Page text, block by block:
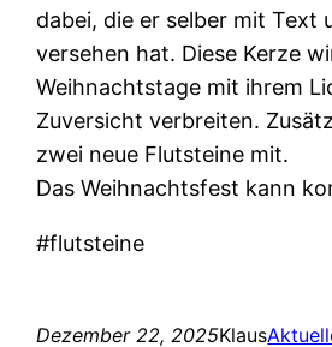
dabei, die er selber mit Text
versehen hat. Diese Kerze
Weihnachtstage mit ihrem
Zuversicht verbreiten.
zwei neue Flutsteine mit.
Das Weihnachtsfest kann
#flutsteine
Dezember 22, 2025Klaus